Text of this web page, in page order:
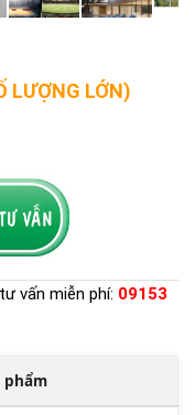
LƯỢNG LỚN)
vấn miễn phí: 09153
phẩm